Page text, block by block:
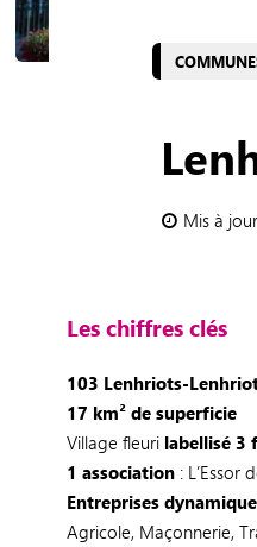
Mis à
Les chiffres clés
103 Lenhriots-
17 km² de superficie
Village fleuri labellisé 3
1 association: L’Essor
Entreprises
Agricole, Maçonnerie,